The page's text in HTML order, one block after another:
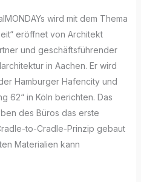
wird mit dem Thema
eröffnet von Architekt
und geschäftsführender
in Aachen. Er wird
Hamburger Hafencity und
62“ in Köln berichten. Das
des Büros das erste
to-Cradle-Prinzip gebaut
Materialien kann